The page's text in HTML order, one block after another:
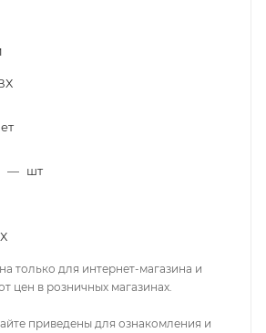
— шт
только для интернет-магазина и
цен в розничных магазинах.
приведены для ознакомления и